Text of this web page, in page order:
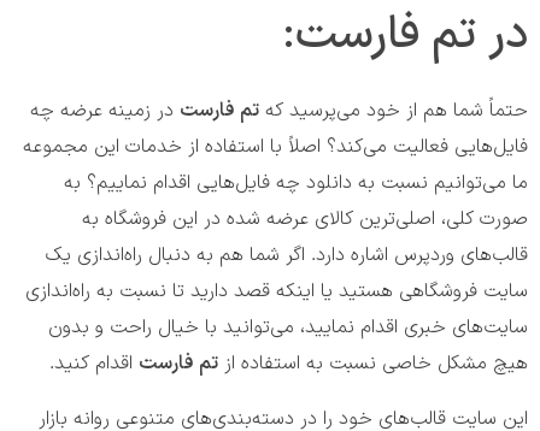
در تم فارست:
حتماً شما هم از خود می‌پرسید که تم فارست در زمینه عرضه چه
فایل‌هایی فعالیت می‌کند؟ اصلاً با استفاده از خدمات این مجموعه
ما می‌توانیم نسبت به دانلود چه فایل‌هایی اقدام نماییم؟ به
صورت کلی، اصلی‌ترین کالای عرضه شده در این فروشگاه به
قالب‌های وردپرس اشاره دارد. اگر شما هم به دنبال راه‌اندازی یک
سایت فروشگاهی هستید یا اینکه قصد دارید تا نسبت به راه‌اندازی
سایت‌های خبری اقدام نمایید، می‌توانید با خیال راحت و بدون
هیچ مشکل خاصی نسبت به استفاده از تم فارست اقدام کنید.
این سایت قالب‌های خود را در دسته‌بندی‌های متنوعی روانه بازار